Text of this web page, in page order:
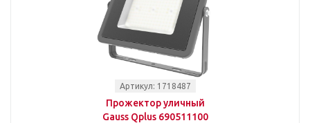
Артикул: 1718487
Прожектор уличный
Gauss Qplus 690511100